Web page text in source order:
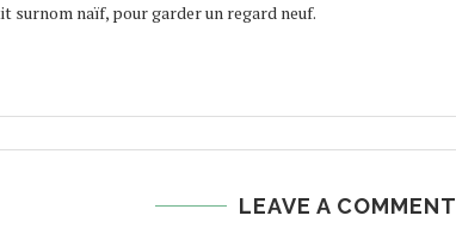
surnom naïf, pour garder un regard neuf.
LEAVE A COMMENT